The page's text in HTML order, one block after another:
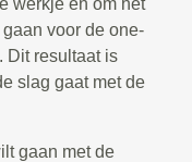
werkje en om het
voor de one-
Dit resultaat is
slag gaat met de
gaan met de